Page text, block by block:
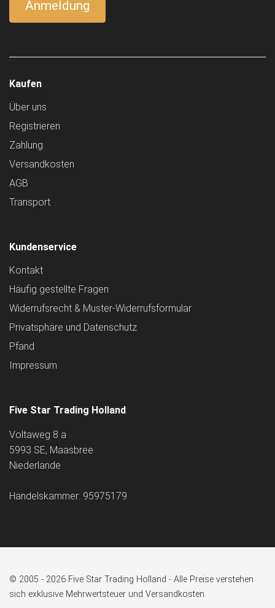
Kaufen
Über uns
Registrieren
Zahlung
Versandkosten
AGB
Transport
Kundenservice
Kontakt
Häufig gestellte Fragen
Widerrufsrecht & Muster-Widerrufsformular
Privatsphäre und Datenschutz
Pfand
Impressum
Five Star Trading Holland
Voltaweg 8 a
5993 SE, Maasbree
Niederlande
Handelskammer: 95975179
© 2005 - 2026 Five Star Trading Holland - Alle Preise verstehen
sich exklusive Mehrwertsteuer und Versandkosten.